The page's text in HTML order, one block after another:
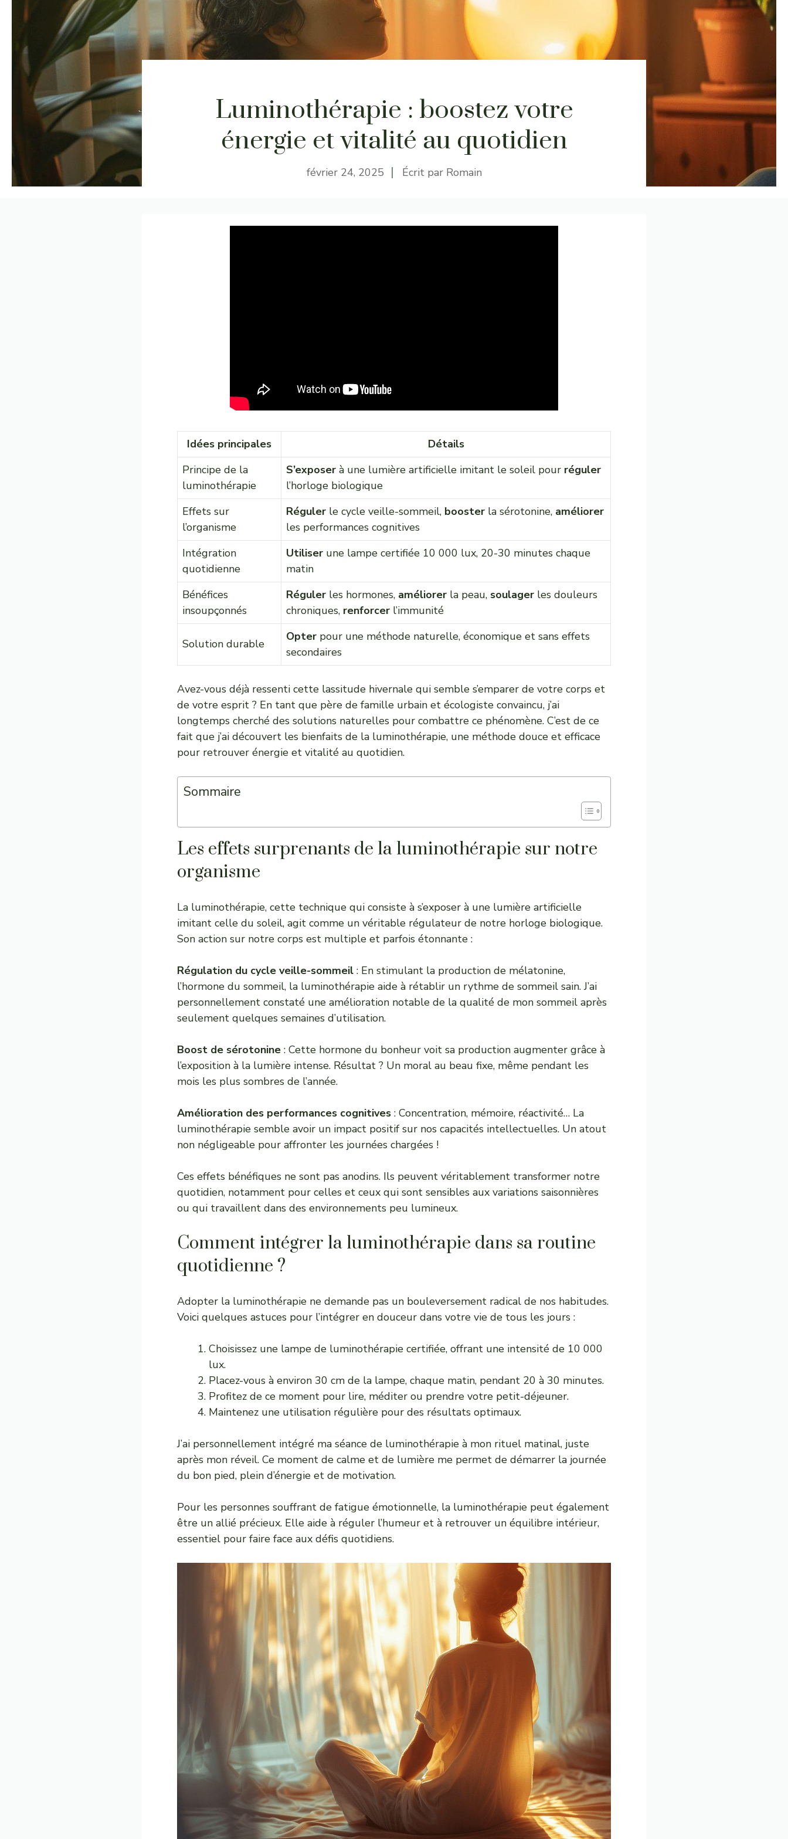
Luminothérapie : boostez votre
énergie et vitalité au quotidien
février 24, 2025 Écrit par Romain
Idées principales
Détails
Principe de la
luminothérapie
S’exposer à une lumière artificielle imitant le soleil pour réguler
l’horloge biologique
Effets sur
l’organisme
Réguler le cycle veille-sommeil, booster la sérotonine, améliorer
les performances cognitives
Intégration
quotidienne
Utiliser une lampe certifiée 10 000 lux, 20-30 minutes chaque
matin
Bénéfices
insoupçonnés
Réguler les hormones, améliorer la peau, soulager les douleurs
chroniques, renforcer l’immunité
Solution durable
Opter pour une méthode naturelle, économique et sans effets
secondaires
Avez-vous déjà ressenti cette lassitude hivernale qui semble s’emparer de votre corps et
de votre esprit ? En tant que père de famille urbain et écologiste convaincu, j’ai
longtemps cherché des solutions naturelles pour combattre ce phénomène. C’est de ce
fait que j’ai découvert les bienfaits de la luminothérapie, une méthode douce et efficace
pour retrouver énergie et vitalité au quotidien.
Sommaire
Les effets surprenants de la luminothérapie sur notre
organisme
La luminothérapie, cette technique qui consiste à s’exposer à une lumière artificielle
imitant celle du soleil, agit comme un véritable régulateur de notre horloge biologique.
Son action sur notre corps est multiple et parfois étonnante :
Régulation du cycle veille-sommeil : En stimulant la production de mélatonine,
l’hormone du sommeil, la luminothérapie aide à rétablir un rythme de sommeil sain. J’ai
personnellement constaté une amélioration notable de la qualité de mon sommeil après
seulement quelques semaines d’utilisation.
Boost de sérotonine : Cette hormone du bonheur voit sa production augmenter grâce à
l’exposition à la lumière intense. Résultat ? Un moral au beau fixe, même pendant les
mois les plus sombres de l’année.
Amélioration des performances cognitives : Concentration, mémoire, réactivité… La
luminothérapie semble avoir un impact positif sur nos capacités intellectuelles. Un atout
non négligeable pour affronter les journées chargées !
Ces effets bénéfiques ne sont pas anodins. Ils peuvent véritablement transformer notre
quotidien, notamment pour celles et ceux qui sont sensibles aux variations saisonnières
ou qui travaillent dans des environnements peu lumineux.
Comment intégrer la luminothérapie dans sa routine
quotidienne ?
Adopter la luminothérapie ne demande pas un bouleversement radical de nos habitudes.
Voici quelques astuces pour l’intégrer en douceur dans votre vie de tous les jours :
Choisissez une lampe de luminothérapie certifiée, offrant une intensité de 10 000
lux.
Placez-vous à environ 30 cm de la lampe, chaque matin, pendant 20 à 30 minutes.
Profitez de ce moment pour lire, méditer ou prendre votre petit-déjeuner.
Maintenez une utilisation régulière pour des résultats optimaux.
J’ai personnellement intégré ma séance de luminothérapie à mon rituel matinal, juste
après mon réveil. Ce moment de calme et de lumière me permet de démarrer la journée
du bon pied, plein d’énergie et de motivation.
Pour les personnes souffrant de fatigue émotionnelle, la luminothérapie peut également
être un allié précieux. Elle aide à réguler l’humeur et à retrouver un équilibre intérieur,
essentiel pour faire face aux défis quotidiens.